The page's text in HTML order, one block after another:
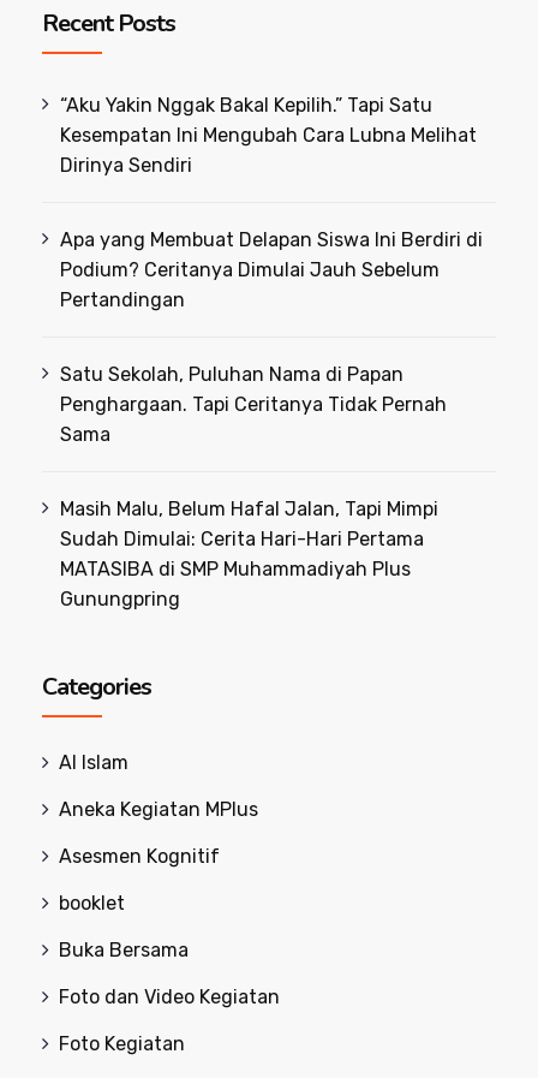
Recent Posts
“Aku Yakin Nggak Bakal Kepilih.” Tapi Satu
Kesempatan Ini Mengubah Cara Lubna Melihat
Dirinya Sendiri
Apa yang Membuat Delapan Siswa Ini Berdiri di
Podium? Ceritanya Dimulai Jauh Sebelum
Pertandingan
Satu Sekolah, Puluhan Nama di Papan
Penghargaan. Tapi Ceritanya Tidak Pernah
Sama
Masih Malu, Belum Hafal Jalan, Tapi Mimpi
Sudah Dimulai: Cerita Hari-Hari Pertama
MATASIBA di SMP Muhammadiyah Plus
Gunungpring
Categories
Al Islam
Aneka Kegiatan MPlus
Asesmen Kognitif
booklet
Buka Bersama
Foto dan Video Kegiatan
Foto Kegiatan